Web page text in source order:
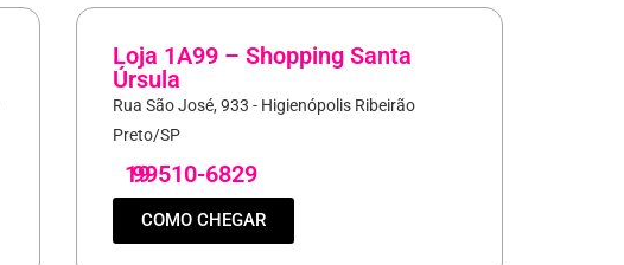
Loja 1A99 – Shopping Santa
Úrsula
Rua São José, 933 - Higienópolis Ribeirão
Preto/SP
19
99510-6829
COMO CHEGAR